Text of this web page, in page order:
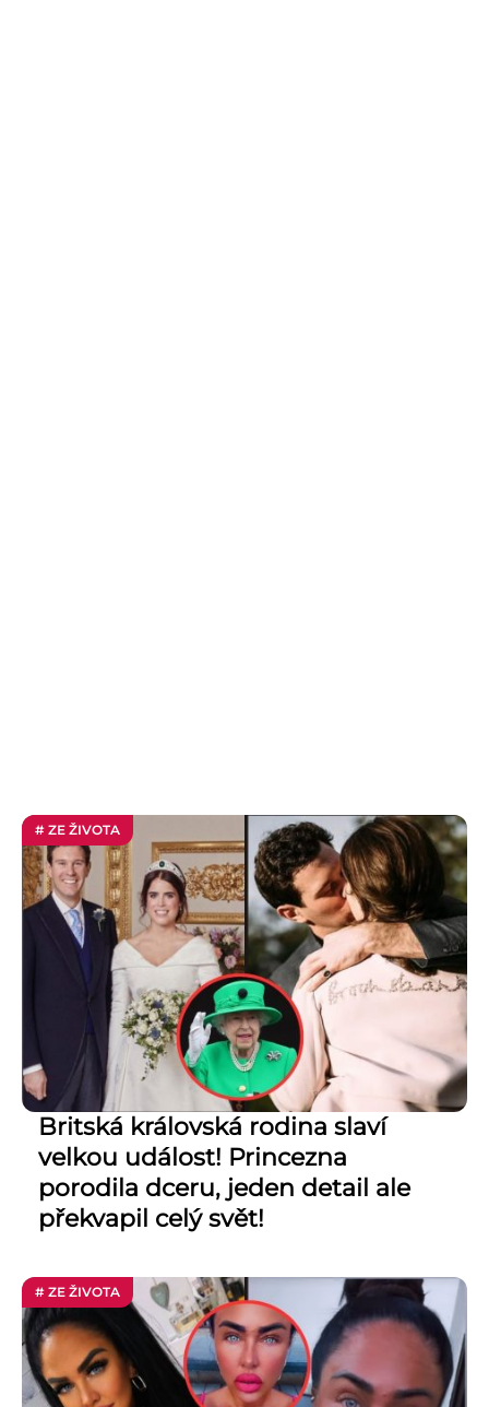
# ZE ŽIVOTA
Britská královská rodina slaví
velkou událost! Princezna
porodila dceru, jeden detail ale
překvapil celý svět!
# ZE ŽIVOTA